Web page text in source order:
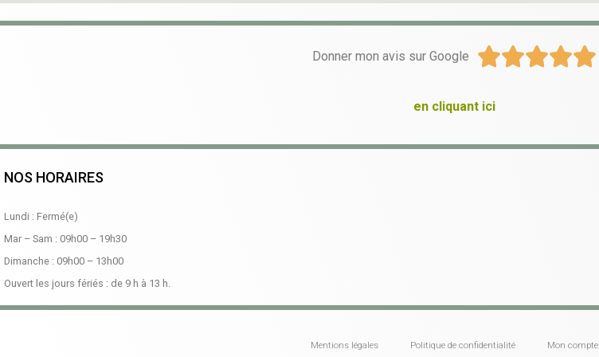
Donner mon avis sur Google 
en cliquant ici
NOS HORAIRES
Lundi : Fermé(e)
Mar – Sam : 09h00 – 19h30
Dimanche : 09h00 – 13h00
Ouvert les jours fériés : de 9 h à 13 h.
Mentions légales Politique de confidentialité Mon compte